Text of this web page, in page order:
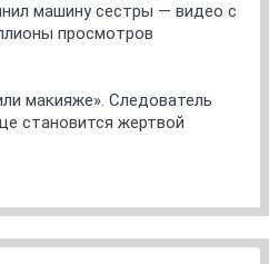
машину сестры — видео с
просмотров
макияже». Следователь
становится жертвой